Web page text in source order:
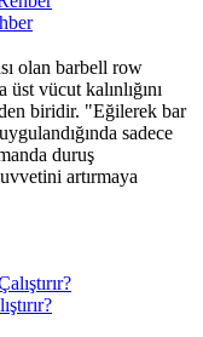
olan barbell row
vücut kalınlığını
biridir. "Eğilerek bar
sadece
duruş
artırmaya